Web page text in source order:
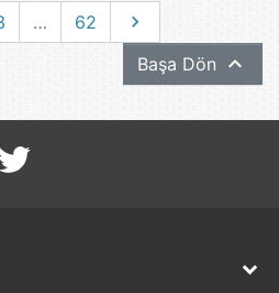
… 62 Sonraki

Başa Dön 